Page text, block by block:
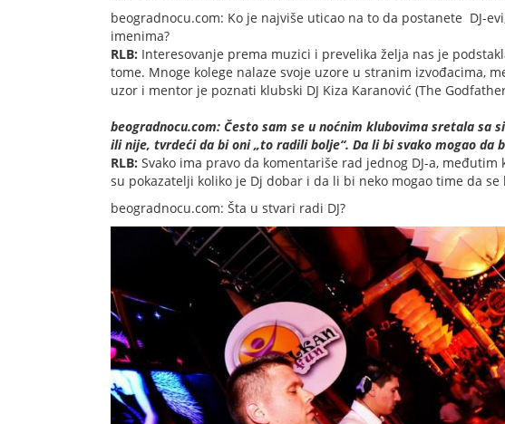
beogradnocu.com: Ko je najviše uticao na to da postanete DJ-
imenima?
RLB: Interesovanje prema muzici i prevelika želja nas je
tome. Mnoge kolege nalaze svoje uzore u stranim izvođacima,
uzor i mentor je poznati klubski DJ Kiza Karanović (The
beogradnocu.com: Često sam se u noćnim klubovima sretala sa
ili nije, tvrdeći da bi oni „to radili bolje“. Da li bi svako mogao da
RLB: Svako ima pravo da komentariše rad jednog DJ-a,
su pokazatelji koliko je Dj dobar i da li bi neko mogao time da se
beogradnocu.com: Šta u stvari radi DJ?